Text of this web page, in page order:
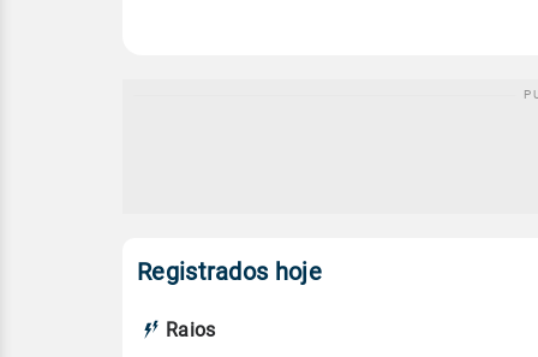
Registrados hoje
Raios